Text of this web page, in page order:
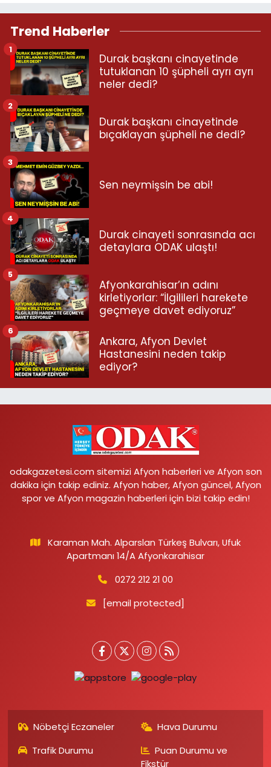
Trend Haberler
Durak başkanı cinayetinde
tutuklanan 10 şüpheli ayrı ayrı
neler dedi?
1
Durak başkanı cinayetinde
bıçaklayan şüpheli ne dedi?
2
Sen neymişsin be abi!
3
Durak cinayeti sonrasında acı
detaylara ODAK ulaştı!
4
Afyonkarahisar’ın adını
kirletiyorlar: “İlgilileri harekete
geçmeye davet ediyoruz”
5
Ankara, Afyon Devlet
Hastanesini neden takip
ediyor?
6
odakgazetesi.com sitemizi Afyon haberleri ve Afyon son
dakika için takip ediniz. Afyon haber, Afyon güncel, Afyon
spor ve Afyon magazin haberleri için bizi takip edin!
Karaman Mah. Alparslan Türkeş Bulvarı, Ufuk
Apartmanı 14/A Afyonkarahisar
0272 212 21 00
[email protected]
Nöbetçi Eczaneler
Hava Durumu
Trafik Durumu
Puan Durumu ve
Fikstür